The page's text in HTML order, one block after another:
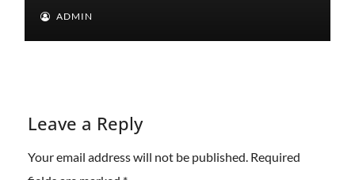
ADMIN
Leave a Reply
Your email address will not be published. Required